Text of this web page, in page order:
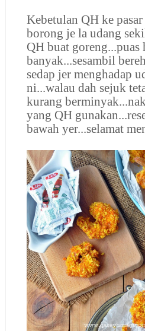
Kebetulan QH ke
borong je la udang
QH buat goreng...puas
banyak...sesambil
sedap jer menghadap
ni...walau dah sejuk
kurang
yang QH
bawah yer...selamat